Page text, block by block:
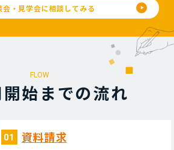
会・見学会に相談してみる
FLOW
始までの流れ
01 資料請求